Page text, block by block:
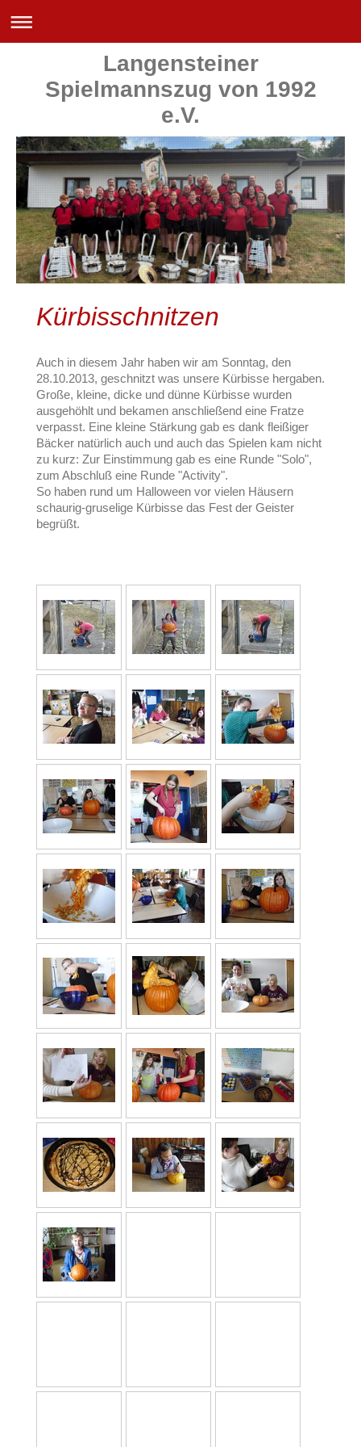
Langensteiner
Spielmannszug von 1992
e.V.
Kürbisschnitzen
Auch in diesem Jahr haben wir am Sonntag, den
28.10.2013, geschnitzt was unsere Kürbisse hergaben.
Große, kleine, dicke und dünne Kürbisse wurden
ausgehöhlt und bekamen anschließend eine Fratze
verpasst. Eine kleine Stärkung gab es dank fleißiger
Bäcker natürlich auch und auch das Spielen kam nicht
zu kurz: Zur Einstimmung gab es eine Runde "Solo",
zum Abschluß eine Runde "Activity".
So haben rund um Halloween vor vielen Häusern
schaurig-gruselige Kürbisse das Fest der Geister
begrüßt.